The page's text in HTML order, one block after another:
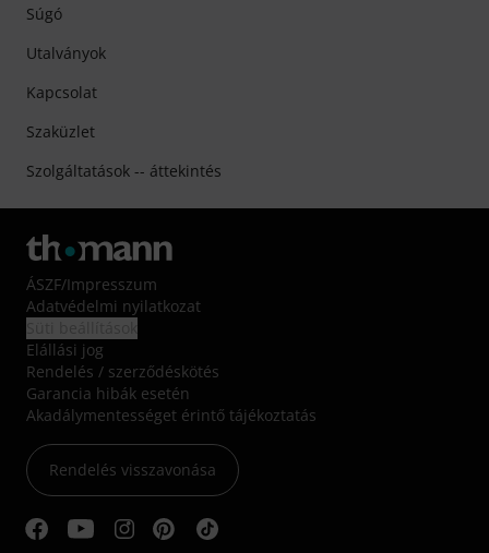
Súgó
Utalványok
Kapcsolat
Szaküzlet
Szolgáltatások -- áttekintés
ÁSZF/Impresszum
Adatvédelmi nyilatkozat
Elállási jog
Rendelés / szerződéskötés
Garancia hibák esetén
Akadálymentességet érintő tájékoztatás
Rendelés visszavonása